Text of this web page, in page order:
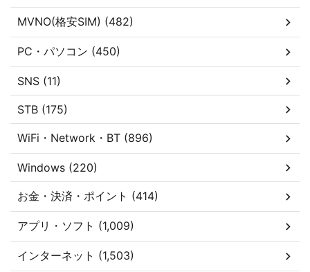
MVNO(格安SIM) (482)
PC・パソコン (450)
SNS (11)
STB (175)
WiFi・Network・BT (896)
Windows (220)
お金・決済・ポイント (414)
アプリ・ソフト (1,009)
インターネット (1,503)